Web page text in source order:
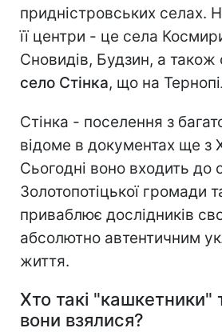
придністровських селах.
її центри - це села
Сновидів, Будзин, а також
село Стінка, що на
Стінка - поселення з
відоме в документах ще з
Сьогодні воно входить до
Золотопотіцької громади
приваблює дослідників
абсолютно автентичним
життя.
Хто такі "кашкетники"
вони взялися?